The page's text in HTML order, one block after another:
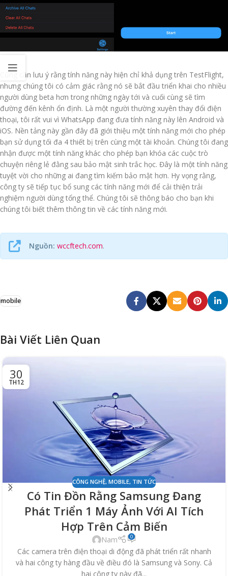
Cũng cần lưu ý rằng tính năng này hiện chỉ khả dụng trên TestFlight,
nhưng chúng tôi có cảm giác rằng nó sẽ bắt đầu triển khai cho nhiều
người dùng beta hơn trong những ngày tới và cuối cùng sẽ tìm
đường đến kênh ổn định. Là một người thường xuyên thay đổi điện
thoại, tôi rất vui vì WhatsApp đang đưa tính năng này lên Android và
iOS. Nền tảng này gần đây đã giới thiệu một tính năng mới cho phép
bạn sử dụng tối đa 4 thiết bị trên cùng một tài khoản. Chúng tôi đang
nhận được một tính năng khác cho phép bạn khóa các cuộc trò
chuyện riêng lẻ đằng sau bảo mật sinh trắc học. Đây là một tính năng
tuyệt vời cho những ai đang tìm kiếm bảo mật hơn. Hy vọng rằng,
công ty sẽ tiếp tục bổ sung các tính năng mới để cải thiện trải
nghiệm người dùng tổng thể. Chúng tôi sẽ thông báo cho bạn khi
chúng tôi biết thêm thông tin về các tính năng mới.
Nguồn: wccftech.com.
mobile
Bài Viết Liên Quan
30
TH12
CÔNG NGHỆ, MOBILE, TIN TỨC
Có Tin Đồn Rằng Samsung Đang
Phát Triển 1 Máy Ảnh Với AI Tích
Hợp Trên Cảm Biến
Nam 0
Các camera trên điện thoại di động đã phát triển rất nhanh
và hai công ty hàng đầu về điều đó là Samsung và Sony. Cả
hai công ty này đã...